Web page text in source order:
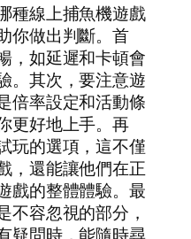
種線上捕魚機遊戲
你做出判斷。首
，如延遲和卡頓會
。其次，要注意遊
倍率設定和活動條
更好地上手。再
玩的選項，這不僅
，還能讓他們在正
戲的整體體驗。最
不容忽視的部分，